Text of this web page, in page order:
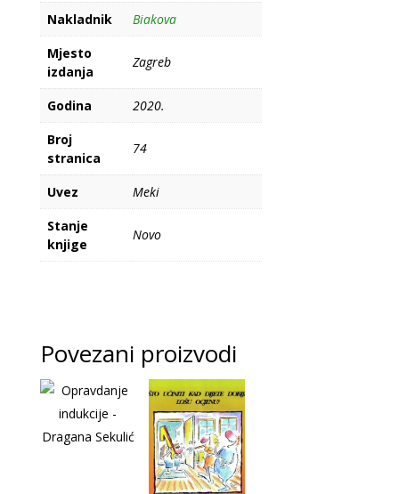
Nakladnik
Biakova
Mjesto
izdanja
Zagreb
Godina
2020.
Broj
stranica
74
Uvez
Meki
Stanje
knjige
Novo
Povezani proizvodi